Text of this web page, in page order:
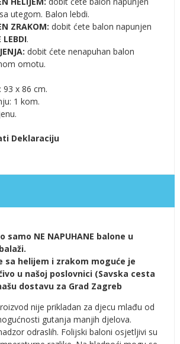
utegom. Balon lebdi.
ZRAKOM: dobit ćete balon napunjen
LEBDI.
dobit ćete nenapuhan balon
omotu.
93 x 86 cm.
1 kom.
Deklaraciju
samo NE NAPUHANE balone u
sa helijem i zrakom moguće je
u našoj poslovnici (Savska cesta
dostavu za Grad Zagreb
nije prikladan za djecu mlađu od
gutanja manjih djelova.
odraslih. Folijski baloni osjetljivi su